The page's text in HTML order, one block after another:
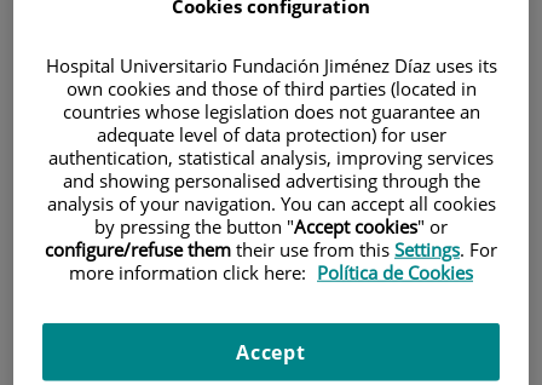
Language
Search
TRAINING AND EMPLOYMENT
Cookies configuration
Hospital Universitario Fundación Jiménez Díaz uses its
own cookies and those of third parties (located in
countries whose legislation does not guarantee an
adequate level of data protection) for user
authentication, statistical analysis, improving services
and showing personalised advertising through the
analysis of your navigation. You can accept all cookies
by pressing the button "Accept cookies" or
configure/refuse them their use from this Settings. For
more information click here: Política de Cookies
Accept